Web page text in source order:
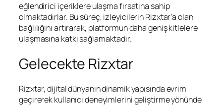
eğlendirici içeriklere ulaşma fırsatına sahip
olmaktadırlar. Bu süreç, izleyicilerin Rizxtar’a olan
bağlılığını artırarak, platformun daha geniş kitlelere
ulaşmasına katkı sağlamaktadır.
Gelecekte Rizxtar
Rizxtar, dijital dünyanın dinamik yapısında evrim
geçirerek kullanıcı deneyimlerini geliştirme yönünde